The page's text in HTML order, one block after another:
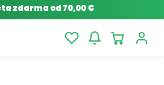
zdarma od 70,00 €